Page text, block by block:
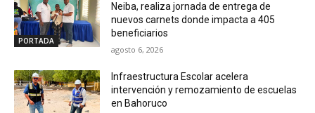
PORTADA
Neiba, realiza jornada de entrega de
nuevos carnets donde impacta a 405
beneficiarios
agosto 6, 2026
Infraestructura Escolar acelera
intervención y remozamiento de escuelas
en Bahoruco